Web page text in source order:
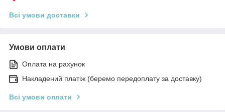
Всі умови доставки
Умови оплати
Оплата на рахунок
Накладений платіж (беремо передоплату за доставку)
Всі умови оплати